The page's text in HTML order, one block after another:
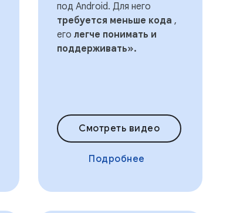
под Android. Для него
требуется меньше кода ,
его легче понимать и
поддерживать».
Смотреть видео
Подробнее